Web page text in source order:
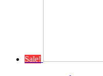
Sale!